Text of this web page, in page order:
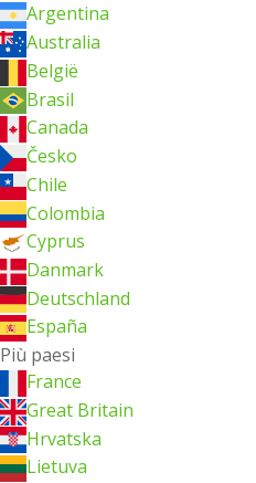
Argentina
Australia
België
Brasil
Canada
Česko
Chile
Colombia
Cyprus
Danmark
Deutschland
España
Più paesi
France
Great Britain
Hrvatska
Lietuva